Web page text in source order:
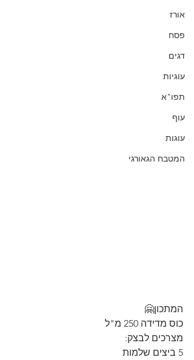
אורז
פסח
דגים
עוגיות
תפו"א
עוף
עוגות
המטבח הגאורגי
המתכון🤗
כוס מדידה 250 מ"ל
מצרכים לבצק:
5 ביצים שלמות